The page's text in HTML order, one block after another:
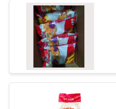
NORME
SULLA
PRIVACY